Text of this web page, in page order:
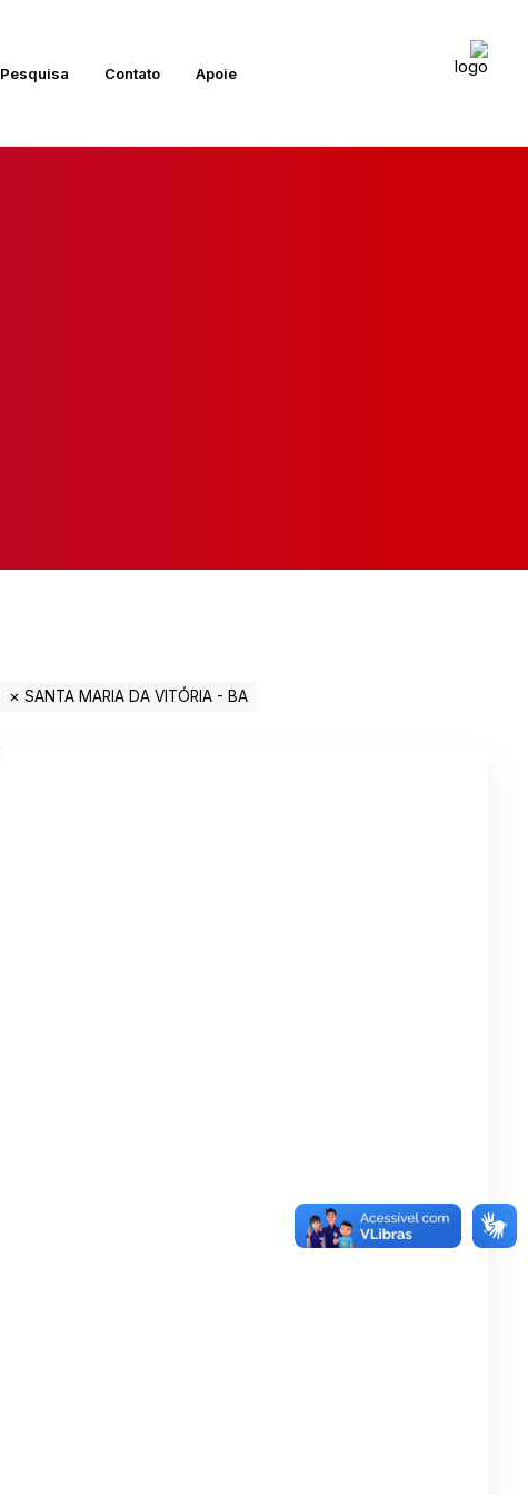
Pesquisa Contato Apoie
SANTA MARIA DA VITÓRIA - BA